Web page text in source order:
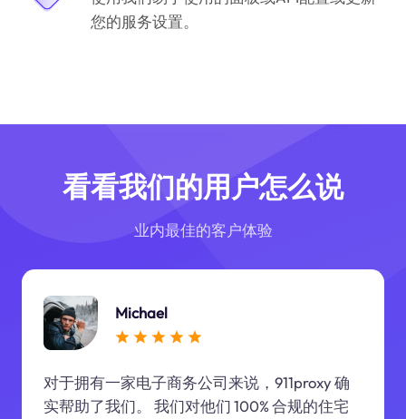
您的服务设置。
看看我们的用户怎么说
业内最佳的客户体验
Michael
对于拥有一家电子商务公司来说，911proxy 确
实帮助了我们。 我们对他们 100% 合规的住宅